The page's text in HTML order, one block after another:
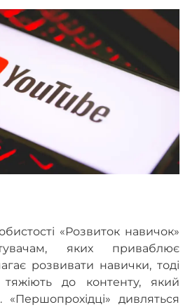
«Розвиток навичок»
яких приваблює
розвивати навички, тоді
до контенту, який
дивляться